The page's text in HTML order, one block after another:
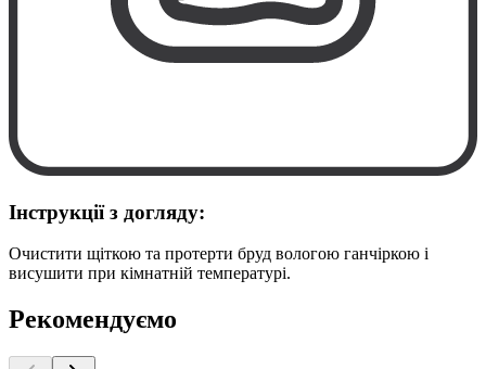
Інструкції з догляду:
Очистити щіткою та протерти бруд вологою ганчіркою і
висушити при кімнатній температурі.
Рекомендуємо